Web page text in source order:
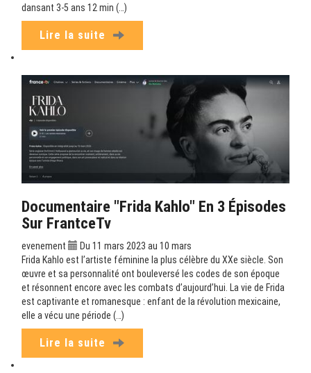
dansant 3-5 ans 12 min (…)
Lire la suite
Documentaire "Frida Kahlo" En 3 Épisodes
Sur FrantceTv
evenement
Du 11 mars 2023 au 10 mars
Frida Kahlo est l’artiste féminine la plus célèbre du XXe siècle. Son
œuvre et sa personnalité ont bouleversé les codes de son époque
et résonnent encore avec les combats d’aujourd’hui. La vie de Frida
est captivante et romanesque : enfant de la révolution mexicaine,
elle a vécu une période (…)
Lire la suite